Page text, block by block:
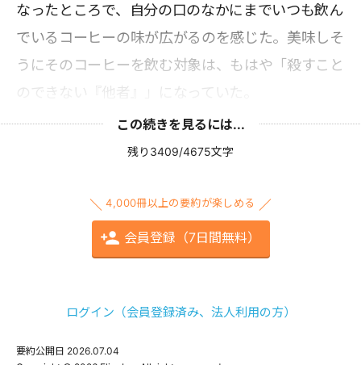
なったところで、自分の口のなかにまでいつも飲ん
でいるコーヒーの味が広がるのを感じた。美味しそ
うにそのコーヒーを飲む対象は、もはや「殺すこと
のできない『他者』」になっていた。
この続きを見るには...
残り3409/4675文字
4,000冊以上の要約が楽しめる
会員登録（7日間無料）
ログイン（会員登録済み、法人利用の方）
要約公開日 2026.07.04